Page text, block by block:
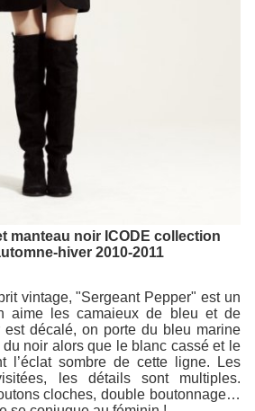
manteau noir ICODE collection
hiver 2010-2011
vintage, "Sergeant Pepper" est un
aime les camaieux de bleu et de
est décalé, on porte du bleu marine
noir alors que le blanc cassé et le
l’éclat sombre de cette ligne. Les
les détails sont multiples.
cloches, double boutonnage…